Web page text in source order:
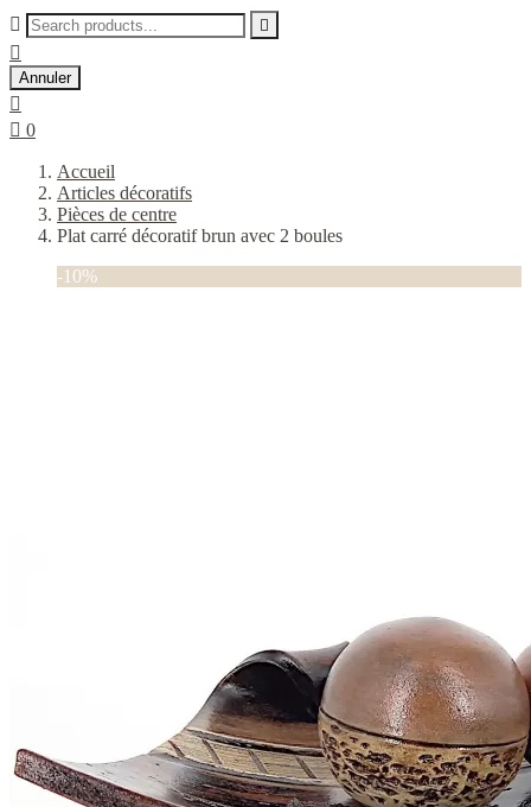
 

Annuler

 0
Accueil
Articles décoratifs
Pièces de centre
Plat carré décoratif brun avec 2 boules
-10%